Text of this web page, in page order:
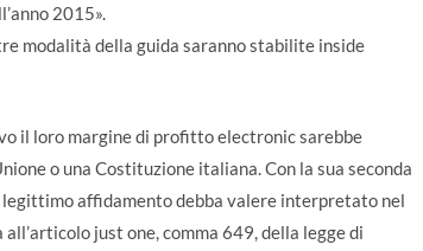
2015».
modalità della guida saranno stabilite inside
il loro margine di profitto electronic sarebbe
o una Costituzione italiana. Con la sua seconda
affidamento debba valere interpretato nel
just one, comma 649, della legge di